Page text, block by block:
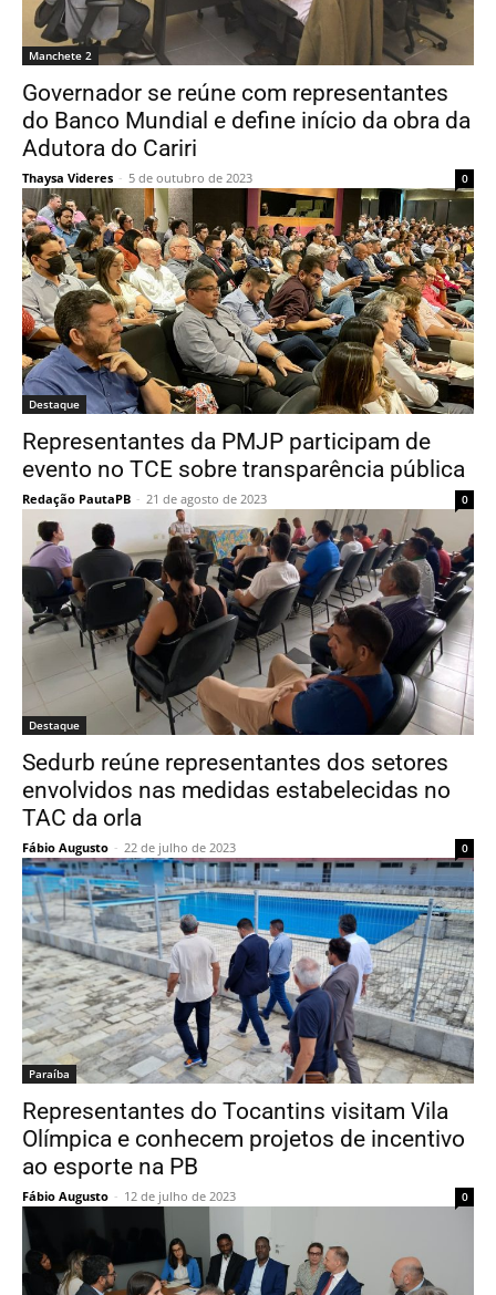
Manchete 2
Governador se reúne com representantes
do Banco Mundial e define início da obra da
Adutora do Cariri
Thaysa Videres - 5 de outubro de 2023 0
Destaque
Representantes da PMJP participam de
evento no TCE sobre transparência pública
Redação PautaPB - 21 de agosto de 2023 0
Destaque
Sedurb reúne representantes dos setores
envolvidos nas medidas estabelecidas no
TAC da orla
Fábio Augusto - 22 de julho de 2023 0
Paraí­ba
Representantes do Tocantins visitam Vila
Olímpica e conhecem projetos de incentivo
ao esporte na PB
Fábio Augusto - 12 de julho de 2023 0